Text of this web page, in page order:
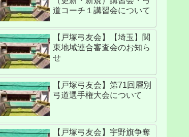
道コーチ１講習会について
【戸塚弓友会】【埼玉】関
東地域連合審査会のお知ら
せ
【戸塚弓友会】第71回層別
弓道選手権大会について
【戸塚弓友会】宇野旗争奪